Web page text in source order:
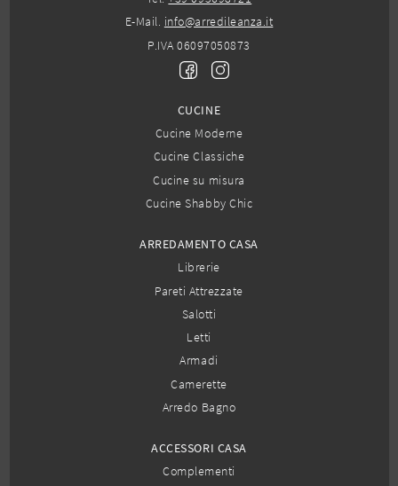
E-Mail. info@arredileanza.it
P.IVA 06097050873
CUCINE
Cucine Moderne
Cucine Classiche
Cucine su misura
Cucine Shabby Chic
ARREDAMENTO CASA
Librerie
Pareti Attrezzate
Salotti
Letti
Armadi
Camerette
Arredo Bagno
ACCESSORI CASA
Complementi